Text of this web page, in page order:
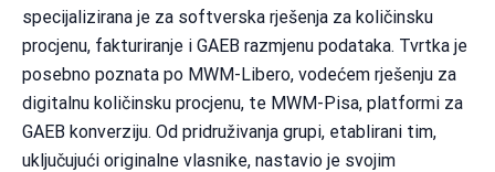
specijalizirana je za softverska rješenja za količinsku
procjenu, fakturiranje i GAEB razmjenu podataka. Tvrtka je
posebno poznata po MWM-Libero, vodećem rješenju za
digitalnu količinsku procjenu, te MWM-Pisa, platformi za
GAEB konverziju. Od pridruživanja grupi, etablirani tim,
uključujući originalne vlasnike, nastavio je svojim